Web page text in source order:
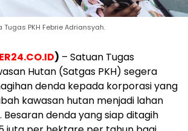
Tugas PKH Febrie Adriansyah.
) – Satuan Tugas
Hutan (Satgas PKH) segera
denda kepada korporasi yang
kawasan hutan menjadi lahan
Besaran denda yang siap ditagih